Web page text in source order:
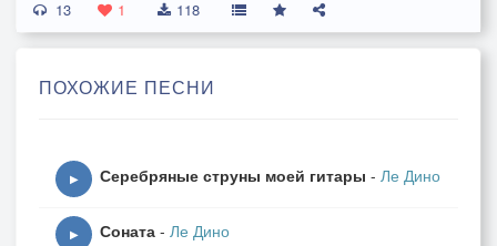
13 1 118
ПОХОЖИЕ ПЕСНИ
▶ Серебряные струны моей гитары - Ле Дино
▶ Соната - Ле Дино